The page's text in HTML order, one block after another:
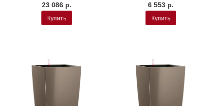
23 086 р.
Купить
6 553 р.
Купить